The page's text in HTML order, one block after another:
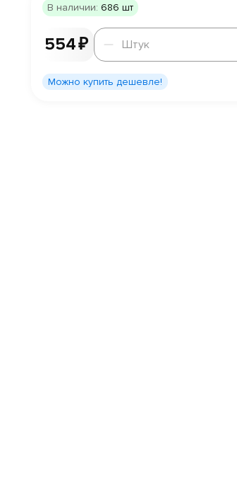
В наличии: 686 шт
554 ₽
Штук
Штук
Можно купить дешевле!